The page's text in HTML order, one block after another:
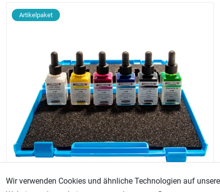
Artikelpaket
Wir verwenden Cookies und ähnliche Technologien auf